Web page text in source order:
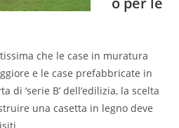
che le case in muratura
e le case prefabbricate in
di ‘serie B’ dell’edilizia, la scelta
una casetta in legno deve